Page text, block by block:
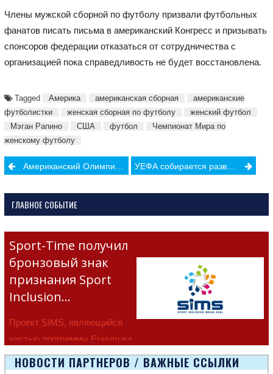
Члены мужской сборной по футболу призвали футбольных
фанатов писать письма в американский Конгресс и призывать
спонсоров федерации отказаться от сотрудничества с
организацией пока справедливость не будет восстановлена.
Tagged Америка американская сборная
американские
футболистки
женская сборная по футболу
женский футбол
Мэган Рапино
США футбол
Чемпионат Мира по
женскому футболу
PostАмериканский Олимпийский Музей откроется в Колорадо Спрингс уже в этом мае УЕФА собирается развивать женский футбол вместе с компанией Disney
ГЛАВНОЕ СОБЫТИЕ
Sport-Time получил
бронзовый знак
признания Sport
Inclusion…
Проект SIMS, являющийся
частью программы Erasmus+
Европейско
НОВОСТИ ПАРТНЕРОВ / ВАЖНЫЕ ССЫЛКИ